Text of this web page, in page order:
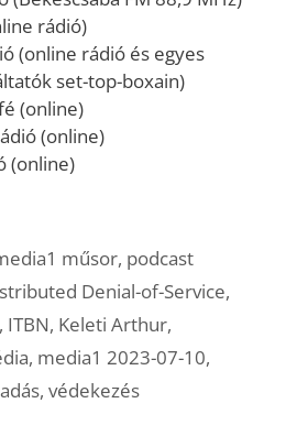
rádió)
(online rádió és egyes
set-top-boxain)
(online)
(online)
(online)
műsor, podcast
Denial-of-Service,
, ITBN, Keleti Arthur,
, media1 2023-07-10,
, védekezés